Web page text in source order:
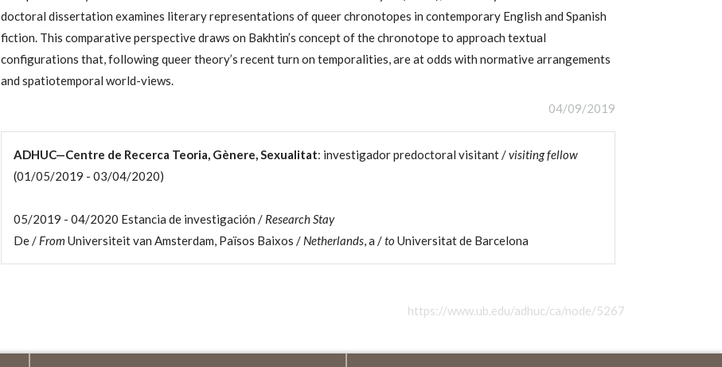
doctoral dissertation examines literary representations of queer chronotopes in contemporary English and Spanish
fiction. This comparative perspective draws on Bakhtin’s concept of the chronotope to approach textual
configurations that, following queer theory’s recent turn on temporalities, are at odds with normative arrangements
and spatiotemporal world-views.
04/09/2019
ADHUC—Centre de Recerca Teoria, Gènere, Sexualitat: investigador predoctoral visitant /visiting fellow
(01/05/2019 - 03/04/2020)
05/2019 - 04/2020 Estancia de investigación / Research Stay
De / From Universiteit van Amsterdam, Països Baixos / Netherlands, a /to Universitat de Barcelona
https://www.ub.edu/adhuc/ca/node/5267